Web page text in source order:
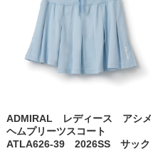
ADMIRAL レディース アシメ
ヘムプリーツスコート
ATLA626-39 2026SS サック